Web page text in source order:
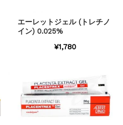
エーレットジェル (トレチノ
イン) 0.025%
¥1,780